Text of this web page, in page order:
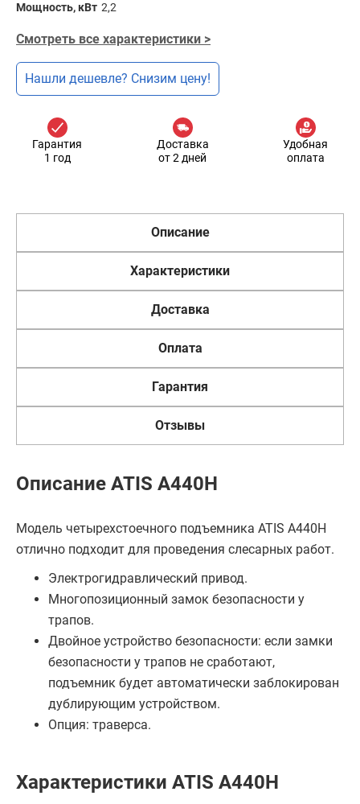
Мощность, кВт 2,2
Смотреть все характеристики >
Нашли дешевле? Снизим цену!
Гарантия
1 год
Доставка
от 2 дней
Удобная
оплата
Описание
Характеристики
Доставка
Оплата
Гарантия
Отзывы
Описание ATIS А440H
Модель четырехстоечного подъемника ATIS А440Н
отлично подходит для проведения слесарных работ.
Электрогидравлический привод.
Многопозиционный замок безопасности у
трапов.
Двойное устройство безопасности: если замки
безопасности у трапов не сработают,
подъемник будет автоматически заблокирован
дублирующим устройством.
Опция: траверса.
Характеристики ATIS А440H